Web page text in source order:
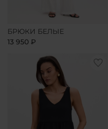
БРЮКИ БЕЛЫЕ
13 950 ₽